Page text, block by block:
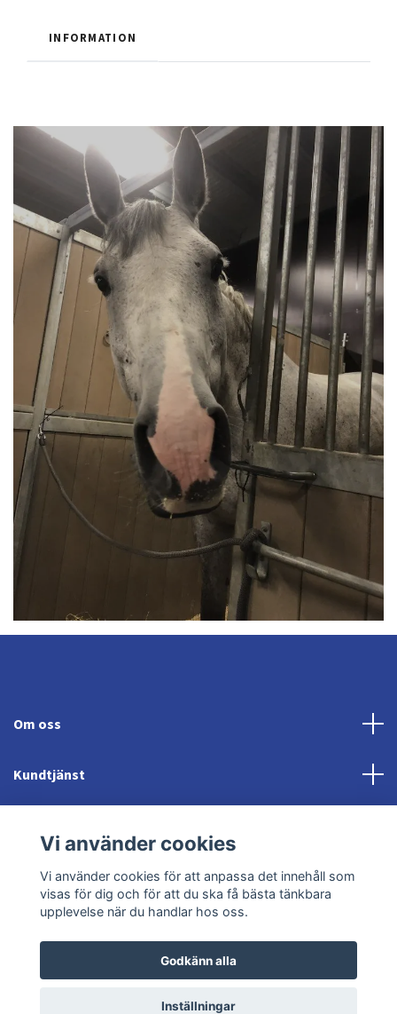
INFORMATION
Om oss
Kundtjänst
Sociala medier
© 2026 Jonröds EquishopPowered by Quickbutik
Vi använder cookies
Vi använder cookies för att anpassa det innehåll som
visas för dig och för att du ska få bästa tänkbara
upplevelse när du handlar hos oss.
Godkänn alla
Inställningar